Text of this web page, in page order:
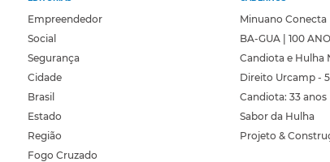
Empreendedor
Social
Segurança
Cidade
Brasil
Estado
Região
Fogo Cruzado
Minuano Conecta
BA-GUA | 100
Candiota e Hulha
Direito Urcamp -
Candiota: 33 anos
Sabor da Hulha
Projeto &